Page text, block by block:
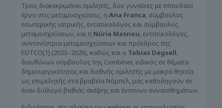
Τρεις διακεκριμένοι ομιλητές, δύο γυναίκες με σπουδαίο
έργο στις μεταμοσχεύσεις, η Ana Franca, σύμβουλος
εσωτερικής ιατρικής, εντατικολόγος και σύμβουλος
μεταμοσχεύσεων, και η Núria Masnou, εντατικολόγος,
συντονίστρια μεταμοσχεύσεων και πρόεδρος της
EDTCO[1] (2023–2025), καθώς και ο Tobias Degsell,
διευθύνων σύμβουλος της Combiner, ειδικός σε θέματα
δημιουργικότητας και διεθνής ομιλητής με μακρά θητεία
ως επιμελητής στα βραβεία Νόμπελ, μας καθοδηγούν σε
έναν διάλογο βαθιάς σκέψης και έντονων συναισθημάτων.